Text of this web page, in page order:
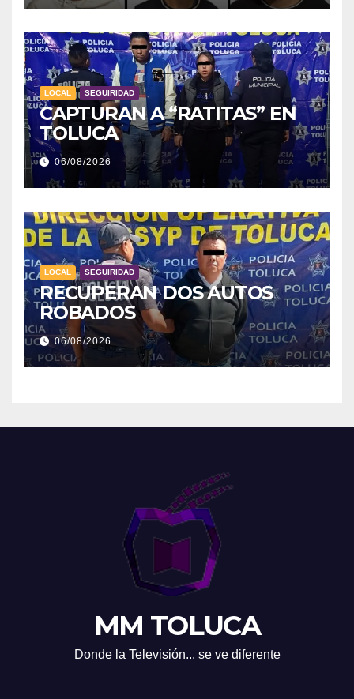
LOCAL SEGUIRIDAD
CAPTURAN A “RATITAS” EN
TOLUCA
06/08/2026
LOCAL SEGUIRIDAD
RECUPERAN DOS AUTOS
ROBADOS
06/08/2026
MM TOLUCA
Donde la Televisión... se ve diferente